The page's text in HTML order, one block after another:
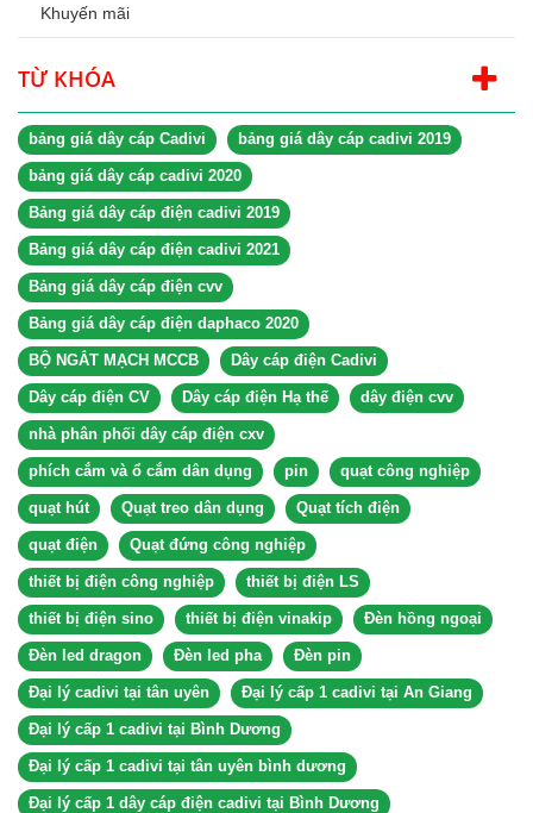
Khuyến mãi
TỪ KHÓA
bảng giá dây cáp Cadivi bảng giá dây cáp cadivi 2019
bảng giá dây cáp cadivi 2020
Bảng giá dây cáp điện cadivi 2019
Bảng giá dây cáp điện cadivi 2021
Bảng giá dây cáp điện cvv
Bảng giá dây cáp điện daphaco 2020
BỘ NGẮT MẠCH MCCB Dây cáp điện Cadivi
Dây cáp điện CV Dây cáp điện Hạ thế dây điện cvv
nhà phân phối dây cáp điện cxv
phích cắm và ổ cắm dân dụng pin quạt công nghiệp
quạt hút Quạt treo dân dụng Quạt tích điện
quạt điện Quạt đứng công nghiệp
thiết bị điện công nghiệp thiết bị điện LS
thiết bị điện sino thiết bị điện vinakip Đèn hồng ngoại
Đèn led dragon Đèn led pha Đèn pin
Đại lý cadivi tại tân uyên Đại lý cấp 1 cadivi tại An Giang
Đại lý cấp 1 cadivi tại Bình Dương
Đại lý cấp 1 cadivi tại tân uyên bình dương
Đại lý cấp 1 dây cáp điện cadivi tại Bình Dương